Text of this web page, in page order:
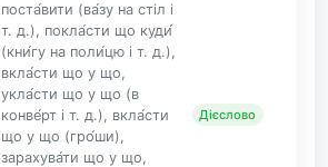
поста́вити (ва́зу на стіл і
т. д.), покла́сти що куди́
(кни́гу на поли́цю і т. д.),
вкла́сти що у що,
укла́сти що у що (в
конве́рт і т. д.), вкла́сти
що у що (гро́ши),
зарахува́ти що у що,
Дієслово